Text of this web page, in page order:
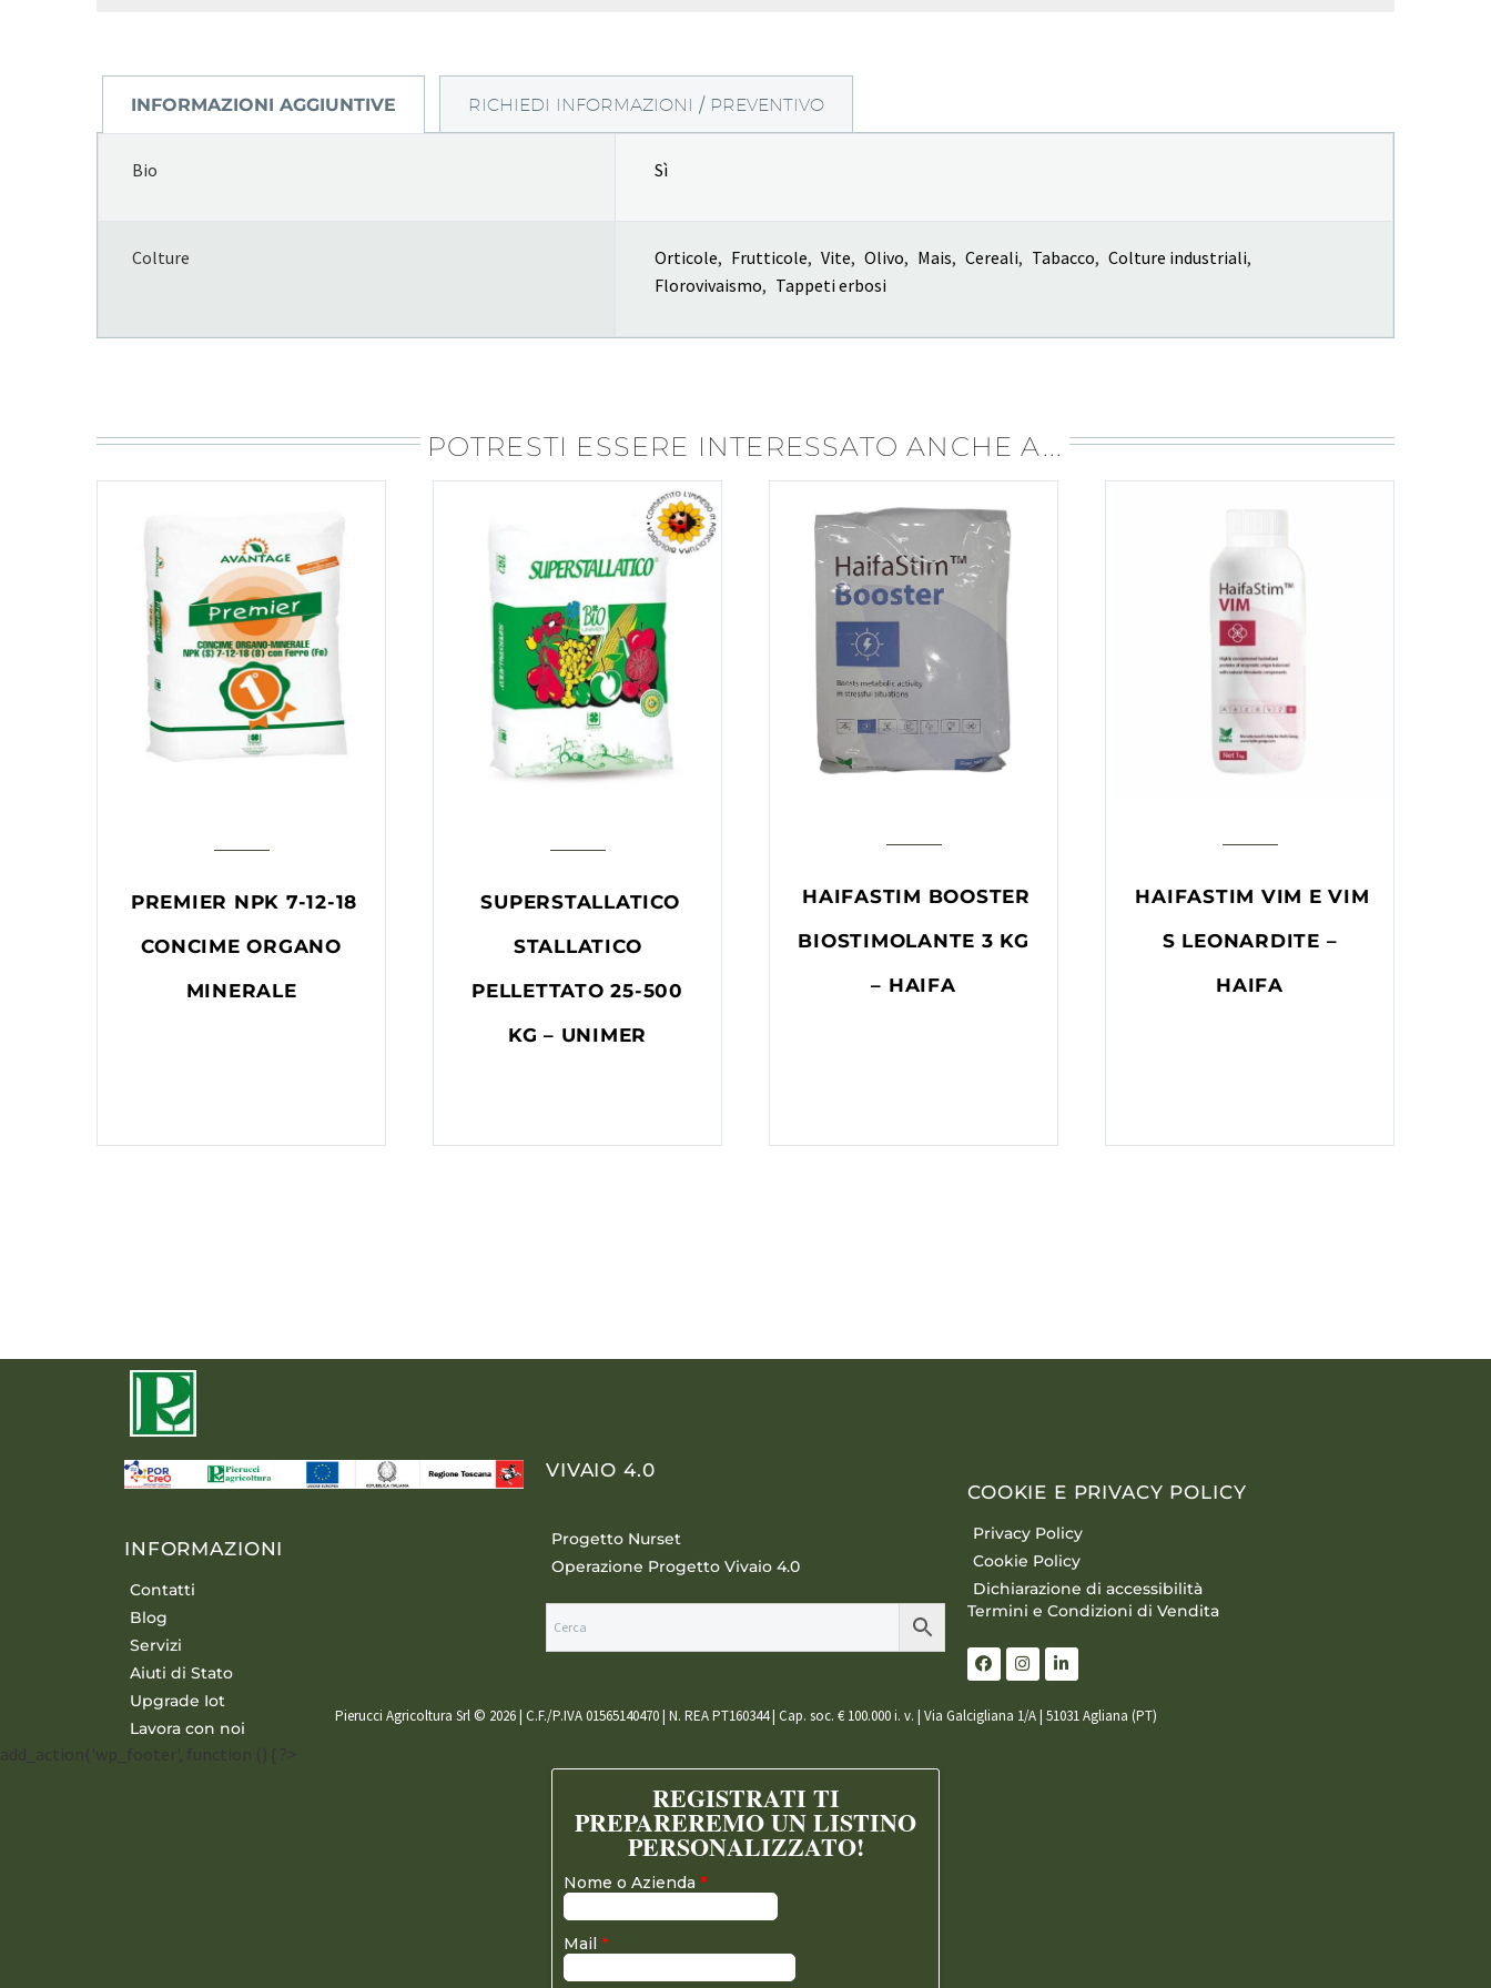
INFORMAZIONI AGGIUNTIVE RICHIEDI INFORMAZIONI / PREVENTIVO
Bio Sì
Colture Orticole, Frutticole, Vite, Olivo, Mais, Cereali, Tabacco, Colture industriali,
Florovivaismo, Tappeti erbosi
POTRESTI ESSERE INTERESSATO ANCHE A...
PREMIER NPK 7-12-18
CONCIME ORGANO
MINERALE
SUPERSTALLATICO
STALLATICO
PELLETTATO 25-500
KG – UNIMER
HAIFASTIM BOOSTER
BIOSTIMOLANTE 3 KG
– HAIFA
HAIFASTIM VIM E VIM
S LEONARDITE –
HAIFA
INFORMAZIONI
Contatti
Blog
Servizi
Aiuti di Stato
Upgrade Iot
Lavora con noi
VIVAIO 4.0
Progetto Nurset
Operazione Progetto Vivaio 4.0
COOKIE E PRIVACY POLICY
Privacy Policy
Cookie Policy
Dichiarazione di accessibilità
Termini e Condizioni di Vendita
Pierucci Agricoltura Srl © 2026 | C.F./P.IVA 01565140470 | N. REA PT160344 | Cap. soc. € 100.000 i. v. | Via Galcigliana 1/A | 51031 Agliana (PT)
add_action('wp_footer', function () { ?>